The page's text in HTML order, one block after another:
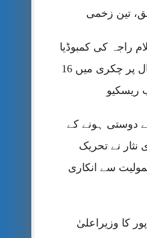
تین زخمی
راجہ کی کمبوڈیا
سے ہنگامی کال پر چکری میں 16
ریسکیو
دوستی ہونے کے
نثار نے تحریک
سے انکاری
کا وزیراعلیٰ